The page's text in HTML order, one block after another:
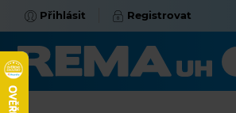
Přihlásit Registrovat